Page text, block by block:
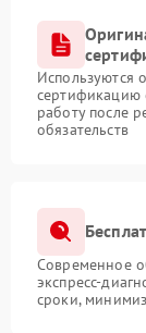
Используются
сертификацию
работу после
обязательств
Современное
экспресс-
сроки,